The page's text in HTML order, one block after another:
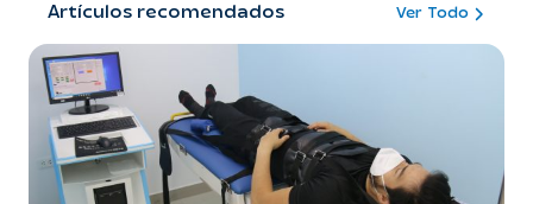
Artículos recomendados Ver Todo